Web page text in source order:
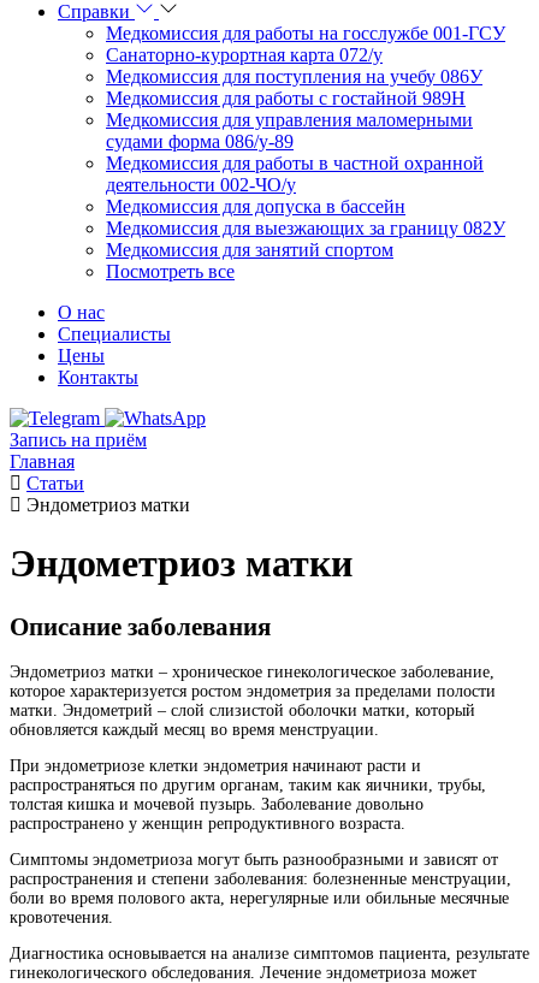
Справки
Медкомиссия для работы на госслужбе 001-ГСУ
Санаторно-курортная карта 072/у
Медкомиссия для поступления на учебу 086У
Медкомиссия для работы с гостайной 989Н
Медкомиссия для управления маломерными
судами форма 086/у-89
Медкомиссия для работы в частной охранной
деятельности 002-ЧО/у
Медкомиссия для допуска в бассейн
Медкомиссия для выезжающих за границу 082У
Медкомиссия для занятий спортом
Посмотреть все
О нас
Специалисты
Цены
Контакты
Запись на приём
Главная
Статьи
Эндометриоз матки
Эндометриоз матки
Описание заболевания
Эндометриоз матки – хроническое гинекологическое заболевание,
которое характеризуется ростом эндометрия за пределами полости
матки. Эндометрий – слой слизистой оболочки матки, который
обновляется каждый месяц во время менструации.
При эндометриозе клетки эндометрия начинают расти и
распространяться по другим органам, таким как яичники, трубы,
толстая кишка и мочевой пузырь. Заболевание довольно
распространено у женщин репродуктивного возраста.
Симптомы эндометриоза могут быть разнообразными и зависят от
распространения и степени заболевания: болезненные менструации,
боли во время полового акта, нерегулярные или обильные месячные
кровотечения.
Диагностика основывается на анализе симптомов пациента, результате
гинекологического обследования. Лечение эндометриоза может